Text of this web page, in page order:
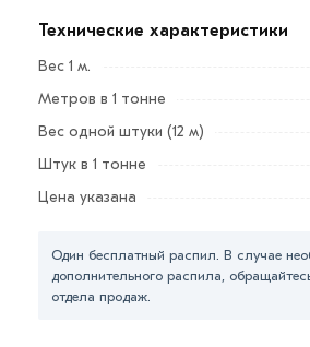
Автомобилестроении.
небольшим весом, повышенной
увеличенной несущей
«Добавить в корзину»
контактам указанным на сайте.
Условия доставки и цена на товар
Технические характеристики
Вес 1 м.
Метров в 1 тонне
Вес одной штуки (12 м)
Штук в 1 тонне
Цена указана
Один бесплатный распил. В случае
дополнительного распила,
отдела продаж.